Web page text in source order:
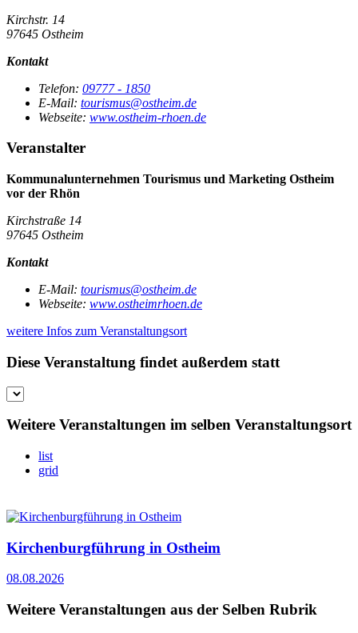
Kirchstr. 14
97645 Ostheim
Kontakt
Telefon: 09777 - 1850
E-Mail: tourismus@ostheim.de
Webseite: www.ostheim-rhoen.de
Veranstalter
Kommunalunternehmen Tourismus und Marketing Ostheim
vor der Rhön
Kirchstraße 14
97645 Ostheim
Kontakt
E-Mail: tourismus@ostheim.de
Webseite: www.ostheimrhoen.de
weitere Infos zum Veranstaltungsort
Diese Veranstaltung findet außerdem statt
Weitere Veranstaltungen im selben Veranstaltungsort
list
grid
Kirchenburgführung in Ostheim
08.08.2026
Weitere Veranstaltungen aus der Selben Rubrik